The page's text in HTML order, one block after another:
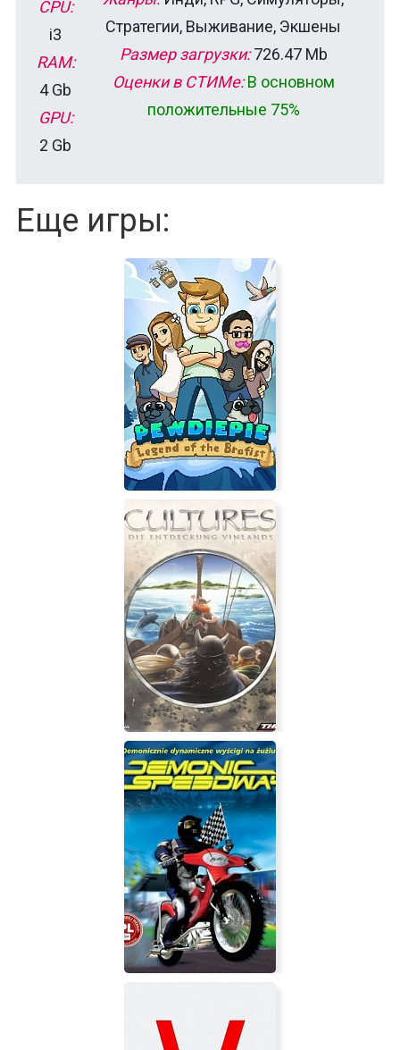
CPU:
i3
RAM:
4 Gb
GPU:
2 Gb
Стратегии, Выживание, Экшены
Размер загрузки:726.47 Mb
Оценки в СТИМе: В основном
положительные 75%
Еще игры:
PewDiePie: Legend of the Brofist
Cultures: The Discovery of Vinland